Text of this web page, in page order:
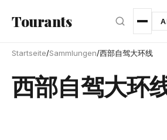
Tourants
Startseite/Sammlungen/西部自驾大环线
西部自驾大环